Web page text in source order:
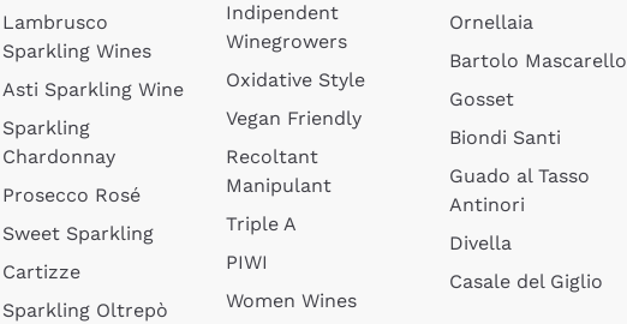
Lambrusco
Sparkling Wines
Asti Sparkling Wine
Sparkling
Chardonnay
Prosecco Rosé
Sweet Sparkling
Cartizze
Sparkling Oltrepò
Indipendent
Winegrowers
Oxidative Style
Vegan Friendly
Recoltant
Manipulant
Triple A
PIWI
Women Wines
Ornellaia
Bartolo Mascarello
Gosset
Biondi Santi
Guado al Tasso
Antinori
Divella
Casale del Giglio